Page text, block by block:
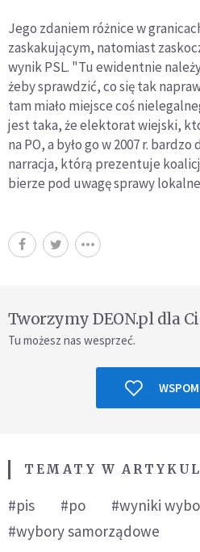
Jego zdaniem różnice w
zaskakującym, natomiast
wynik PSL. "Tu ewidentnie
żeby sprawdzić, co się tak
tam miało miejsce coś
jest taka, że elektorat wiejski,
na PO, a było go w 2007 r.
narracja, którą prezentuje
bierze pod uwagę sprawy
Tworzymy DEON.pl dla
Tu możesz nas wesprzeć.
TEMATY W
#pis #po #wyniki
#wybory samorządowe